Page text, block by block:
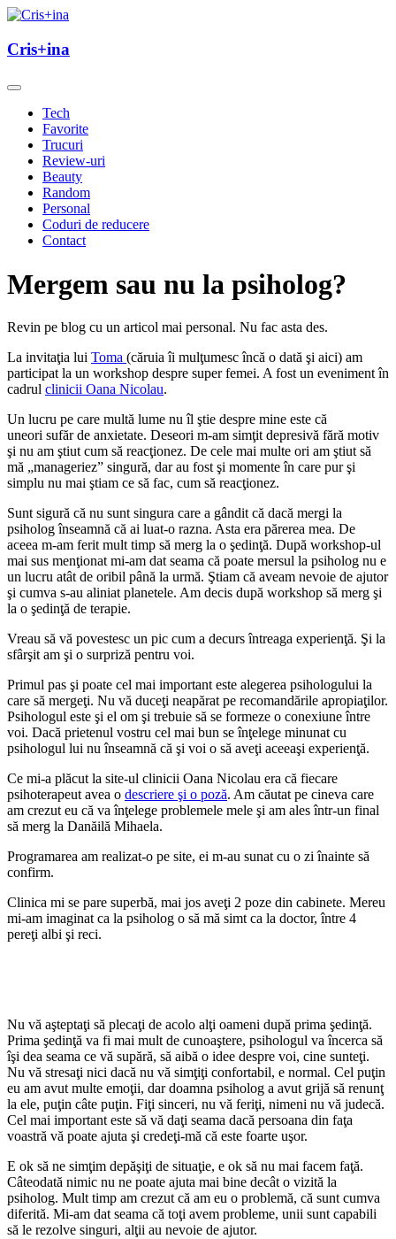
Skip
content
Cris+ina
Cris+ina
Tech
Favorite
Trucuri
Review-uri
Beauty
Random
Personal
Coduri de reducere
Contact
Mergem sau nu la psiholog?
Revin pe blog cu un articol mai personal. Nu fac asta des.
La invitaţia lui Toma (căruia îi mulţumesc încă o dată şi aici) am
participat la un workshop despre super femei. A fost un eveniment în
cadrul clinicii Oana Nicolau.
Un lucru pe care multă lume nu îl ştie despre mine este că
uneori sufăr de anxietate. Deseori m-am simţit depresivă fără motiv
şi nu am ştiut cum să reacţionez. De cele mai multe ori am ştiut să
mă „manageriez” singură, dar au fost şi momente în care pur şi
simplu nu mai ştiam ce să fac, cum să reacţionez.
Sunt sigură că nu sunt singura care a gândit că dacă mergi la
psiholog înseamnă că ai luat-o razna. Asta era părerea mea. De
aceea m-am ferit mult timp să merg la o şedinţă. După workshop-ul
mai sus menţionat mi-am dat seama că poate mersul la psiholog nu e
un lucru atât de oribil până la urmă. Ştiam că aveam nevoie de ajutor
şi cumva s-au aliniat planetele. Am decis după workshop să merg şi
la o şedinţă de terapie.
Vreau să vă povestesc un pic cum a decurs întreaga experienţă. Şi la
sfârşit am şi o surpriză pentru voi.
Primul pas şi poate cel mai important este alegerea psihologului la
care să mergeţi. Nu vă duceţi neapărat pe recomandările apropiaţilor.
Psihologul este şi el om şi trebuie să se formeze o conexiune între
voi. Dacă prietenul vostru cel mai bun se înţelege minunat cu
psihologul lui nu înseamnă că şi voi o să aveţi aceeaşi experienţă.
Ce mi-a plăcut la site-ul clinicii Oana Nicolau era că fiecare
psihoterapeut avea o descriere şi o poză. Am căutat pe cineva care
am crezut eu că va înţelege problemele mele şi am ales într-un final
să merg la Danăilă Mihaela.
Programarea am realizat-o pe site, ei m-au sunat cu o zi înainte să
confirm.
Clinica mi se pare superbă, mai jos aveţi 2 poze din cabinete. Mereu
mi-am imaginat ca la psiholog o să mă simt ca la doctor, între 4
pereţi albi şi reci.
Nu vă aşteptaţi să plecaţi de acolo alţi oameni după prima şedinţă.
Prima şedinţă va fi mai mult de cunoaştere, psihologul va încerca să
îşi dea seama ce vă supără, să aibă o idee despre voi, cine sunteţi.
Nu vă stresaţi nici dacă nu vă simţiţi confortabil, e normal. Cel puţin
eu am avut multe emoţii, dar doamna psiholog a avut grijă să renunţ
la ele, puţin câte puţin. Fiţi sinceri, nu vă feriţi, nimeni nu vă judecă.
Cel mai important este să vă daţi seama dacă persoana din faţa
voastră vă poate ajuta şi credeţi-mă că este foarte uşor.
E ok să ne simţim depăşiţi de situaţie, e ok să nu mai facem faţă.
Câteodată nimic nu ne poate ajuta mai bine decât o vizită la
psiholog. Mult timp am crezut că am eu o problemă, că sunt cumva
diferită. Mi-am dat seama că toţi avem probleme, unii sunt capabili
să le rezolve singuri, alţii au nevoie de ajutor.